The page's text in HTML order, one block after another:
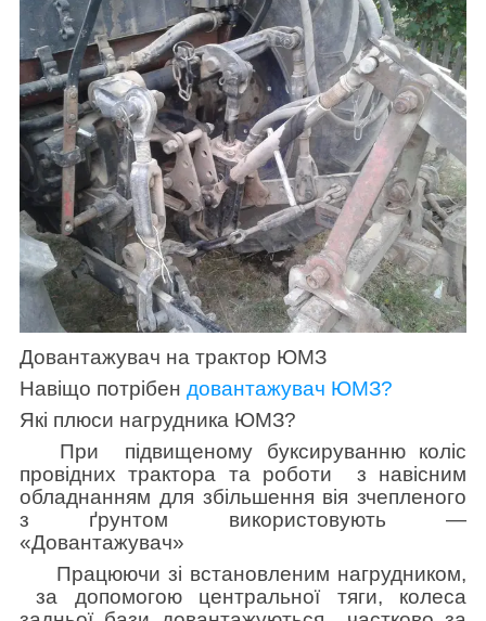
Довантажувач на трактор ЮМЗ
Навіщо потрібен довантажувач ЮМЗ?
Які плюси нагрудника ЮМЗ?
При підвищеному буксируванню коліс
провідних трактора та роботи з навісним
обладнанням для збільшення вія зчепленого
з ґрунтом використовують —
«Довантажувач»
Працюючи зі встановленим нагрудником,
за допомогою центральної тяги, колеса